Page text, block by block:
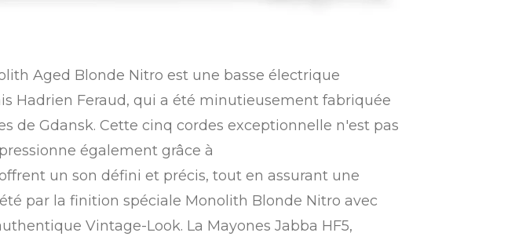
Aged Blonde Nitro est une basse électrique
Hadrien Feraud, qui a été minutieusement fabriquée
de Gdansk. Cette cinq cordes exceptionnelle n'est pas
également grâce à
un son défini et précis, tout en assurant une
par la finition spéciale Monolith Blonde Nitro avec
Vintage-Look. La Mayones Jabba HF5,